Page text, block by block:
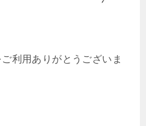
利用ありがとうございま